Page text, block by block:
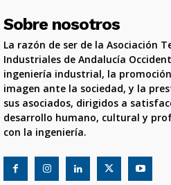
Sobre nosotros
La razón de ser de la Asociación
Industriales de Andalucía
ingeniería industrial, la
imagen ante la sociedad, y la
sus asociados, dirigidos a
desarrollo humano, cultural y
con la ingeniería.